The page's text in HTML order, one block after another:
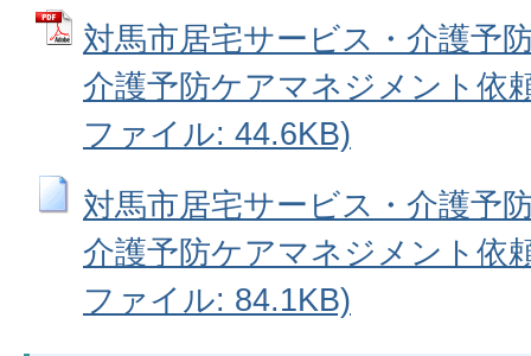
対馬市居宅サービス・介護予
介護予防ケアマネジメント依
ファイル: 44.6KB)
対馬市居宅サービス・介護予
介護予防ケアマネジメント依
ファイル: 84.1KB)